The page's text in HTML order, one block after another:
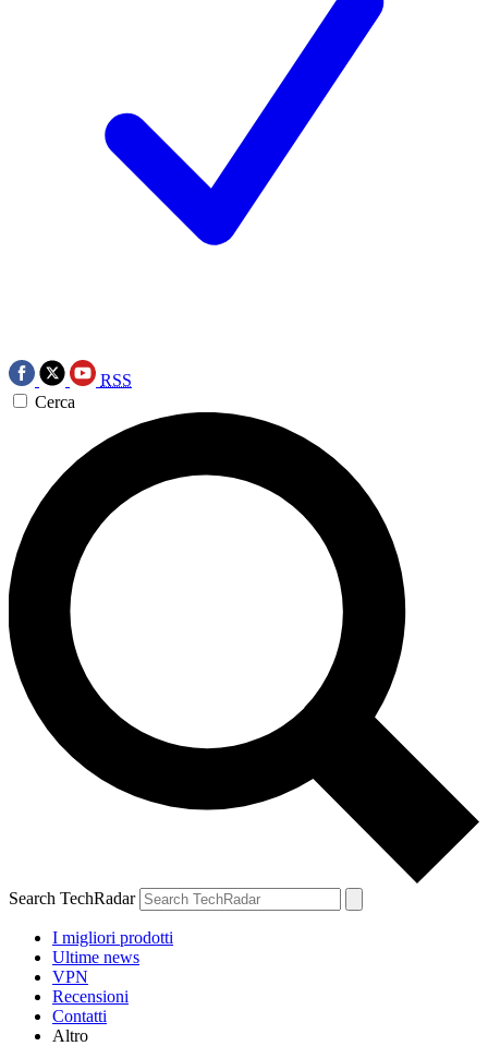
RSS
Cerca
Search TechRadar
I migliori prodotti
Ultime news
VPN
Recensioni
Contatti
Altro